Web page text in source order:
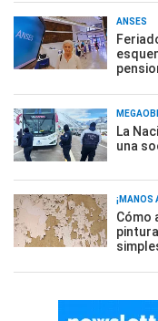
ANSES
La
una
¡MANOS
Cómo